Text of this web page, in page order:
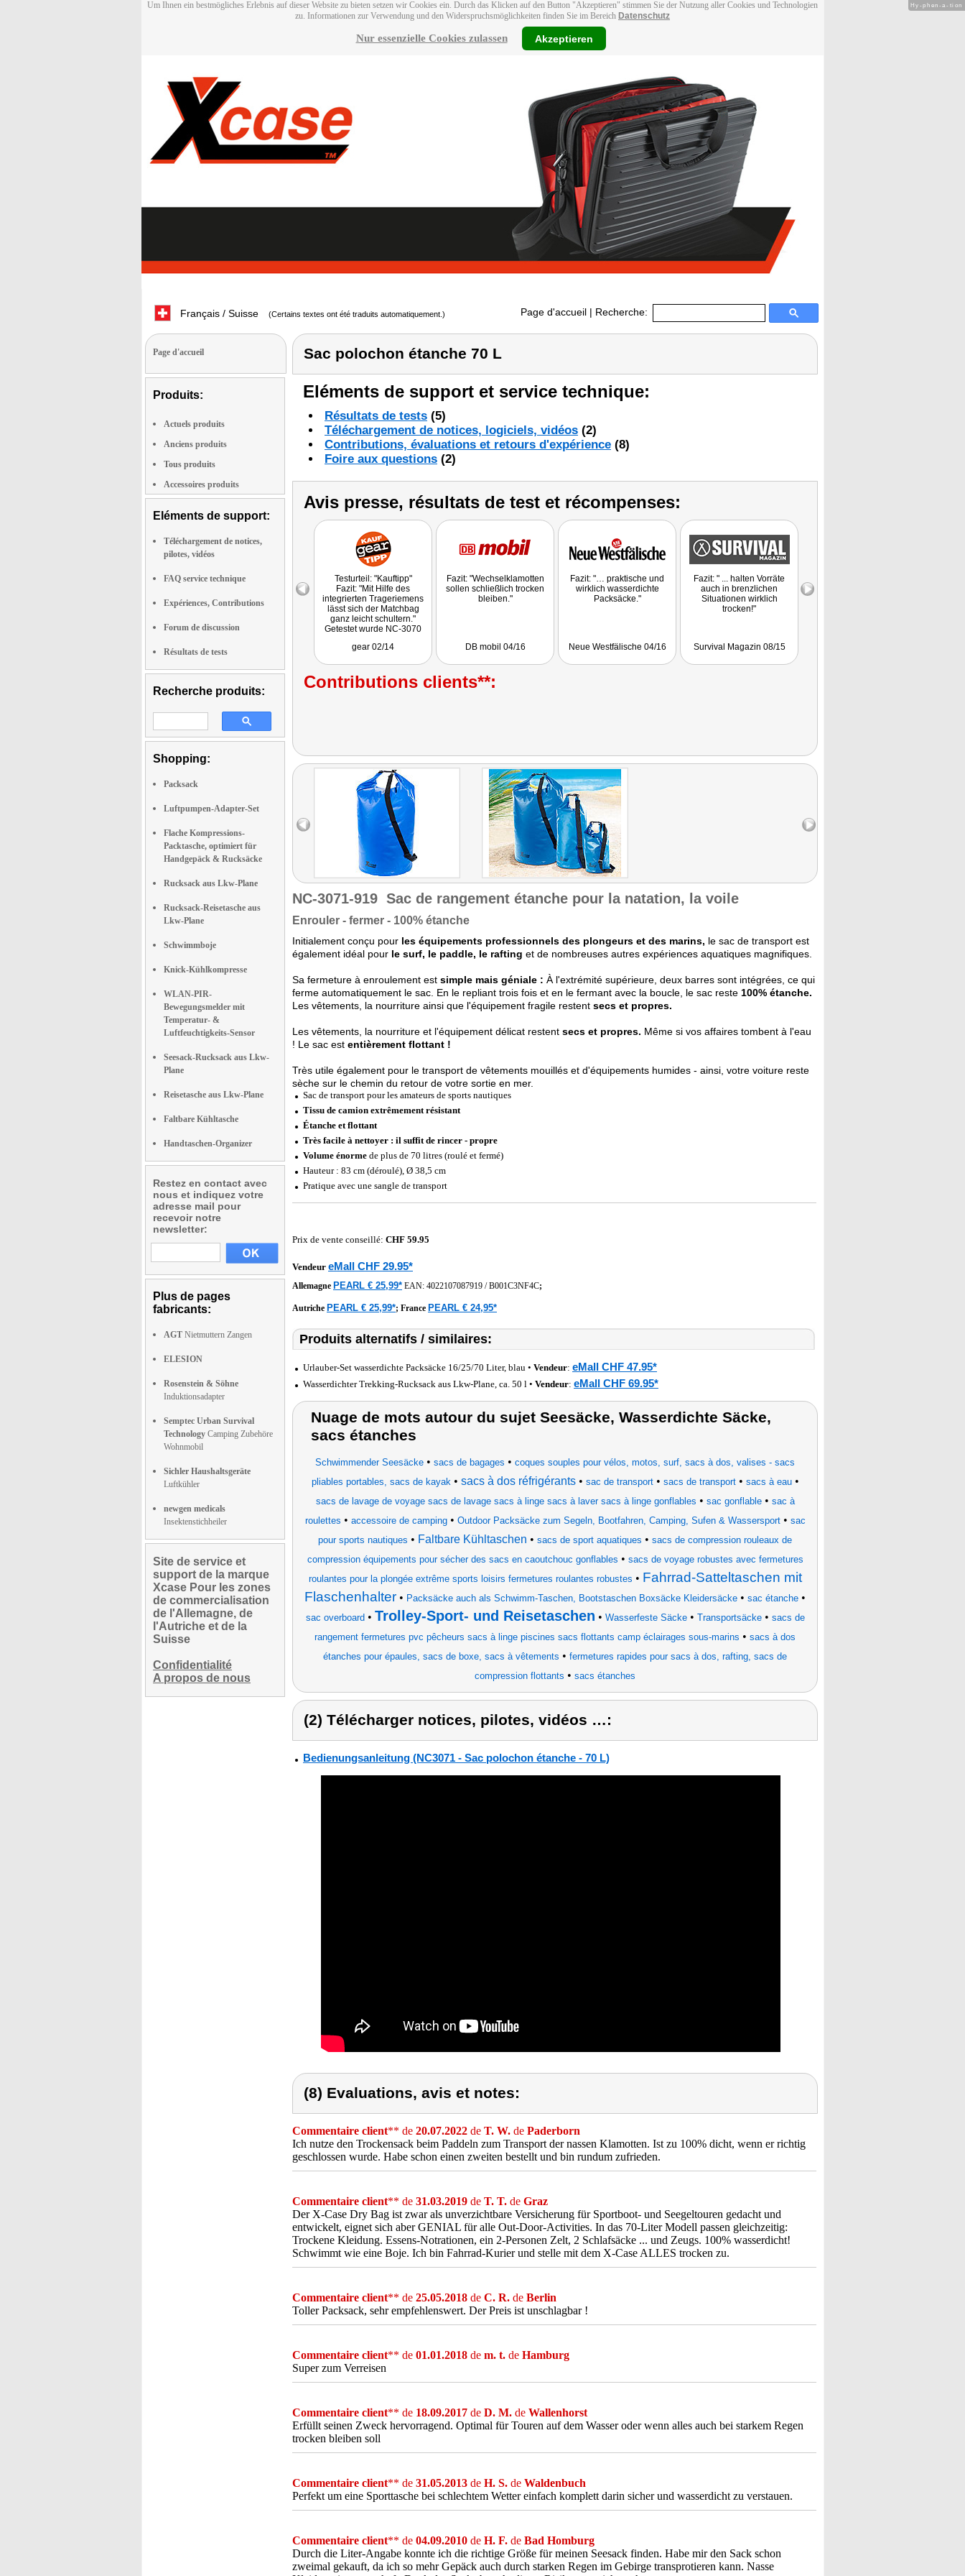
Um Ihnen ein bestmögliches Erlebnis auf dieser Website zu bieten setzen wir Cookies ein. Durch das Klicken auf den Button "Akzeptieren" stimmen Sie der Nutzung aller Cookies und Technologien
zu. Informationen zur Verwendung und den Widerspruchsmöglichkeiten finden Sie im Bereich Datenschutz
Nur essenzielle Cookies zulassen Akzeptieren
Français / Suisse (Certains textes ont été traduits automatiquement.) Page d'accueil | Recherche:
Page d'accueil
Produits:
Actuels produits
Anciens produits
Tous produits
Accessoires produits
Eléments de support:
Téléchargement de notices,
pilotes, vidéos
FAQ service technique
Expériences, Contributions
Forum de discussion
Résultats de tests
Recherche produits:
Shopping:
Packsack
Luftpumpen-Adapter-Set
Flache Kompressions-
Packtasche, optimiert für
Handgepäck & Rucksäcke
Rucksack aus Lkw-Plane
Rucksack-Reisetasche aus
Lkw-Plane
Schwimmboje
Knick-Kühlkompresse
WLAN-PIR-
Bewegungsmelder mit
Temperatur- &
Luftfeuchtigkeits-Sensor
Seesack-Rucksack aus Lkw-
Plane
Reisetasche aus Lkw-Plane
Faltbare Kühltasche
Handtaschen-Organizer
Restez en contact avec
nous et indiquez votre
adresse mail pour
recevoir notre
newsletter:
Plus de pages
fabricants:
AGT Nietmuttern Zangen
ELESION
Rosenstein & Söhne
Induktionsadapter
Semptec Urban Survival
Technology Camping Zubehöre
Wohnmobil
Sichler Haushaltsgeräte
Luftkühler
newgen medicals
Insektenstichheiler
Site de service et
support de la marque
Xcase Pour les zones
de commercialisation
de l'Allemagne, de
l'Autriche et de la
Suisse
Confidentialité
A propos de nous
Sac polochon étanche 70 L
Eléments de support et service technique:
Résultats de tests (5)
Téléchargement de notices, logiciels, vidéos (2)
Contributions, évaluations et retours d'expérience (8)
Foire aux questions (2)
Avis presse, résultats de test et récompenses:
Testurteil: "Kauftipp"
Fazit: "Mit Hilfe des
integrierten Trageriemens
lässt sich der Matchbag
ganz leicht schultern."
Getestet wurde NC-3070
gear 02/14
Fazit: "Wechselklamotten
sollen schließlich trocken
bleiben."
DB mobil 04/16
Fazit: "… praktische und
wirklich wasserdichte
Packsäcke."
Neue Westfälische 04/16
Fazit: " ... halten Vorräte
auch in brenzlichen
Situationen wirklich
trocken!"
Survival Magazin 08/15
Contributions clients**:
NC-3071-919 Sac de rangement étanche pour la natation, la voile
Enrouler - fermer - 100% étanche
Initialement conçu pour les équipements professionnels des plongeurs et des marins, le sac de transport est
également idéal pour le surf, le paddle, le rafting et de nombreuses autres expériences aquatiques magnifiques.
Sa fermeture à enroulement est simple mais géniale : À l'extrémité supérieure, deux barres sont intégrées, ce qui
ferme automatiquement le sac. En le repliant trois fois et en le fermant avec la boucle, le sac reste 100% étanche.
Les vêtements, la nourriture ainsi que l'équipement fragile restent secs et propres.
Les vêtements, la nourriture et l'équipement délicat restent secs et propres. Même si vos affaires tombent à l'eau
! Le sac est entièrement flottant !
Très utile également pour le transport de vêtements mouillés et d'équipements humides - ainsi, votre voiture reste
sèche sur le chemin du retour de votre sortie en mer.
Sac de transport pour les amateurs de sports nautiques
Tissu de camion extrêmement résistant
Étanche et flottant
Très facile à nettoyer : il suffit de rincer - propre
Volume énorme de plus de 70 litres (roulé et fermé)
Hauteur : 83 cm (déroulé), Ø 38,5 cm
Pratique avec une sangle de transport
Prix de vente conseillé: CHF 59.95
Vendeur eMall CHF 29.95*
Allemagne PEARL € 25,99* EAN: 4022107087919 /B001C3NF4C;
Autriche PEARL € 25,99*; France PEARL € 24,95*
Produits alternatifs / similaires:
Urlauber-Set wasserdichte Packsäcke 16/25/70 Liter, blau • Vendeur: eMall CHF 47.95*
Wasserdichter Trekking-Rucksack aus Lkw-Plane, ca. 50 l • Vendeur: eMall CHF 69.95*
Nuage de mots autour du sujet Seesäcke, Wasserdichte Säcke,
sacs étanches
Schwimmender Seesäcke • sacs de bagages • coques souples pour vélos, motos, surf, sacs à dos, valises - sacs
pliables portables, sacs de kayak • sacs à dos réfrigérants• sac de transport• sacs de transport• sacs à eau•
sacs de lavage de voyage sacs de lavage sacs à linge sacs à laver sacs à linge gonflables • sac gonflable• sac à
roulettes • accessoire de camping• Outdoor Packsäcke zum Segeln, Bootfahren, Camping, Sufen & Wassersport• sac
pour sports nautiques • Faltbare Kühltaschen • sacs de sport aquatiques • sacs de compression rouleaux de
compression équipements pour sécher des sacs en caoutchouc gonflables • sacs de voyage robustes avec fermetures
roulantes pour la plongée extrême sports loisirs fermetures roulantes robustes • Fahrrad-Satteltaschen mit
Flaschenhalter • Packsäcke auch als Schwimm-Taschen, Bootstaschen Boxsäcke Kleidersäcke • sac étanche •
sac overboard• Trolley-Sport- und Reisetaschen • Wasserfeste Säcke• Transportsäcke• sacs de
rangement fermetures pvc pêcheurs sacs à linge piscines sacs flottants camp éclairages sous-marins • sacs à dos
étanches pour épaules, sacs de boxe, sacs à vêtements • fermetures rapides pour sacs à dos, rafting, sacs de
compression flottants • sacs étanches
(2) Télécharger notices, pilotes, vidéos …:
Bedienungsanleitung (NC3071 - Sac polochon étanche - 70 L)
(8) Evaluations, avis et notes:
Commentaire client** de 20.07.2022 de T. W. de Paderborn
Ich nutze den Trockensack beim Paddeln zum Transport der nassen Klamotten. Ist zu 100% dicht, wenn er richtig
geschlossen wurde. Habe schon einen zweiten bestellt und bin rundum zufrieden.
Commentaire client** de 31.03.2019 de T. T. de Graz
Der X-Case Dry Bag ist zwar als unverzichtbare Versicherung für Sportboot- und Seegeltouren gedacht und
entwickelt, eignet sich aber GENIAL für alle Out-Door-Activities. In das 70-Liter Modell passen gleichzeitig:
Trockene Kleidung. Essens-Notrationen, ein 2-Personen Zelt, 2 Schlafsäcke ... und Zeugs. 100% wasserdicht!
Schwimmt wie eine Boje. Ich bin Fahrrad-Kurier und stelle mit dem X-Case ALLES trocken zu.
Commentaire client** de 25.05.2018 de C. R. de Berlin
Toller Packsack, sehr empfehlenswert. Der Preis ist unschlagbar !
Commentaire client** de 01.01.2018 de m. t. de Hamburg
Super zum Verreisen
Commentaire client** de 18.09.2017 de D. M. de Wallenhorst
Erfüllt seinen Zweck hervorragend. Optimal für Touren auf dem Wasser oder wenn alles auch bei starkem Regen
trocken bleiben soll
Commentaire client** de 31.05.2013 de H. S. de Waldenbuch
Perfekt um eine Sporttasche bei schlechtem Wetter einfach komplett darin sicher und wasserdicht zu verstauen.
Commentaire client** de 04.09.2010 de H. F. de Bad Homburg
Durch die Liter-Angabe konnte ich die richtige Größe für meinen Seesack finden. Habe mir den Sack schon
zweimal gekauft, da ich so mehr Gepäck auch durch starken Regen im Gebirge transprotieren kann. Nasse
Hy-phen-a-tion